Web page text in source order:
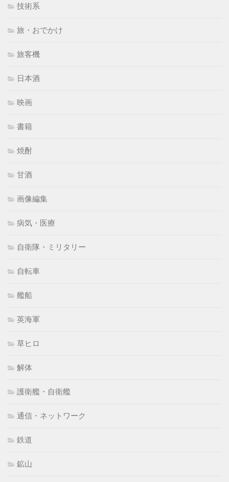
技術系
旅・おでかけ
旅客機
日本酒
映画
書籍
焼酎
甘酒
画像編集
病気・医療
自衛隊・ミリタリー
自転車
艦船
英海軍
草ヒロ
解体
護衛艦・自衛艦
通信・ネットワーク
鉄道
鉱山